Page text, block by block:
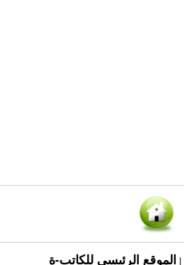
الموقع الرئيسي للكاتب-ة